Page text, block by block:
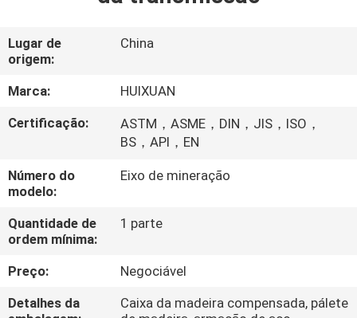
SOBRE
NÓS
DA
FÁBRICA
CONTROLE
DA
QUALIDADE
Lugar de
origem:
China
Marca:
HUIXUAN
Certificação:
ASTM，ASME，DIN，JIS，ISO，
BS，API，EN
Número do
modelo:
Eixo de mineração
Quantidade de
ordem mínima:
1 parte
Preço:
Negociável
Detalhes da
Caixa da madeira compensada, pálete